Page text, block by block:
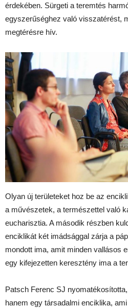
érdekében. Sürgeti a teremtés
egyszerűséghez való visszatérést,
megtérésre hív.
Olyan új területeket hoz be az
a művészetek, a természettel való
eucharisztia. A második részben
enciklikát két imádsággal zárja a
mondott ima, amit minden vallásos
egy kifejezetten keresztény ima a
Patsch Ferenc SJ
hanem egy társadalmi enciklika,